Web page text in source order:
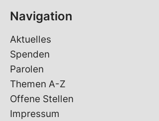
Navigation
Aktuelles
Spenden
Parolen
Themen A-Z
Offene Stellen
Impressum